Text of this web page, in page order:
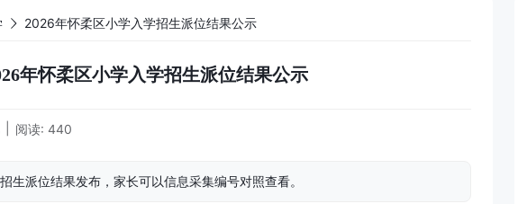
2026年怀柔区小学入学招生派位结果公示
年怀柔区小学入学招生派位结果公示
阅读: 440
生派位结果发布，家长可以信息采集编号对照查看。